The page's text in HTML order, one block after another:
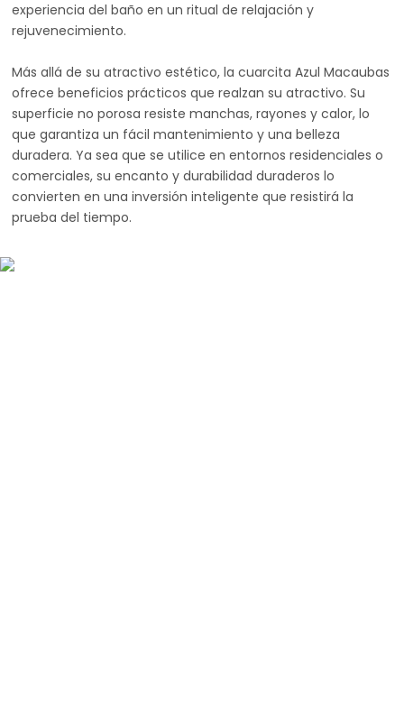
experiencia del baño en un ritual de relajación y
rejuvenecimiento.
Más allá de su atractivo estético, la cuarcita Azul Macaubas
ofrece beneficios prácticos que realzan su atractivo. Su
superficie no porosa resiste manchas, rayones y calor, lo
que garantiza un fácil mantenimiento y una belleza
duradera. Ya sea que se utilice en entornos residenciales o
comerciales, su encanto y durabilidad duraderos lo
convierten en una inversión inteligente que resistirá la
prueba del tiempo.